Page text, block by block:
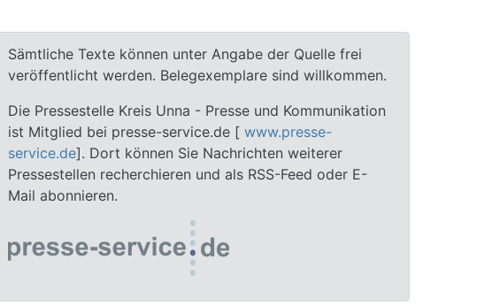
Sämtliche Texte können unter Angabe der Quelle frei
veröffentlicht werden. Belegexemplare sind willkommen.
Die Pressestelle Kreis Unna - Presse und Kommunikation
ist Mitglied bei presse-service.de [ www.presse-
service.de]. Dort können Sie Nachrichten weiterer
Pressestellen recherchieren und als RSS-Feed oder E-
Mail abonnieren.